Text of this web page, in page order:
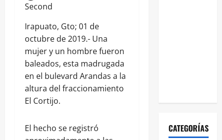
Second
Irapuato, Gto; 01 de
octubre de 2019.- Una
mujer y un hombre fueron
baleados, esta madrugada
en el bulevard Arandas a la
altura del fraccionamiento
El Cortijo.
El hecho se registró
CATEGORÍAS